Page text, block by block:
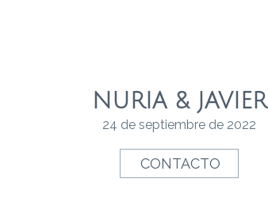
NURIA & JAVIER
24 de septiembre de 2022
CONTACTO